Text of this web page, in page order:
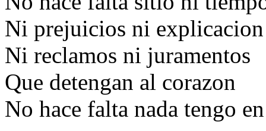
Ni prejuicios ni explicacion
Ni reclamos ni juramentos
Que detengan al corazon
No hace falta nada tengo